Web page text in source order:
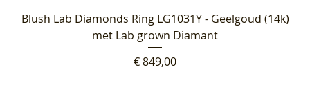
Blush Lab Diamonds Ring LG1031Y - Geelgoud (14k)
met Lab grown Diamant
Prijs
€ 849,00